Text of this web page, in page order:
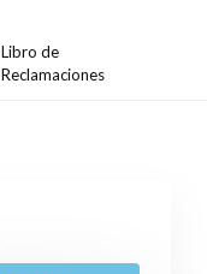
Libro de
Reclamaciones